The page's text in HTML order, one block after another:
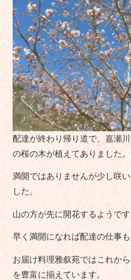
配達が終わり帰り道で、嘉瀬
の桜の木が植えてありました。
満開ではありませんが少し咲
した。
山の方が先に開花するようです
早く満開になれば配達の仕事
お届け料理雅叙苑ではこれか
を豊富に揃えています。